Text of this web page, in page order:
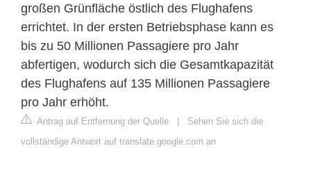
großen Grünfläche östlich des Flughafens
errichtet. In der ersten Betriebsphase kann es
bis zu 50 Millionen Passagiere pro Jahr
abfertigen, wodurch sich die Gesamtkapazität
des Flughafens auf 135 Millionen Passagiere
pro Jahr erhöht.
Antrag auf Entfernung der Quelle | Sehen Sie sich die
vollständige Antwort auf translate.google.com an